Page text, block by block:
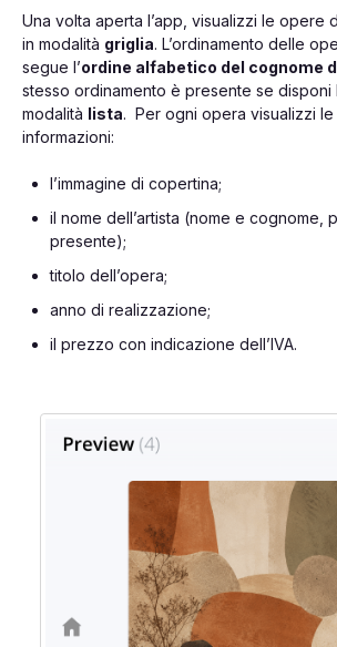
Una volta aperta l’app, visualizzi le opere
in modalità griglia. L’ordinamento delle
segue l’ordine alfabetico del cognome
stesso ordinamento è presente se disponi
modalità lista. Per ogni opera visualizzi le
informazioni:
l’immagine di copertina;
il nome dell’artista (nome e cognome,
presente);
titolo dell’opera;
anno di realizzazione;
il prezzo con indicazione dell’IVA.